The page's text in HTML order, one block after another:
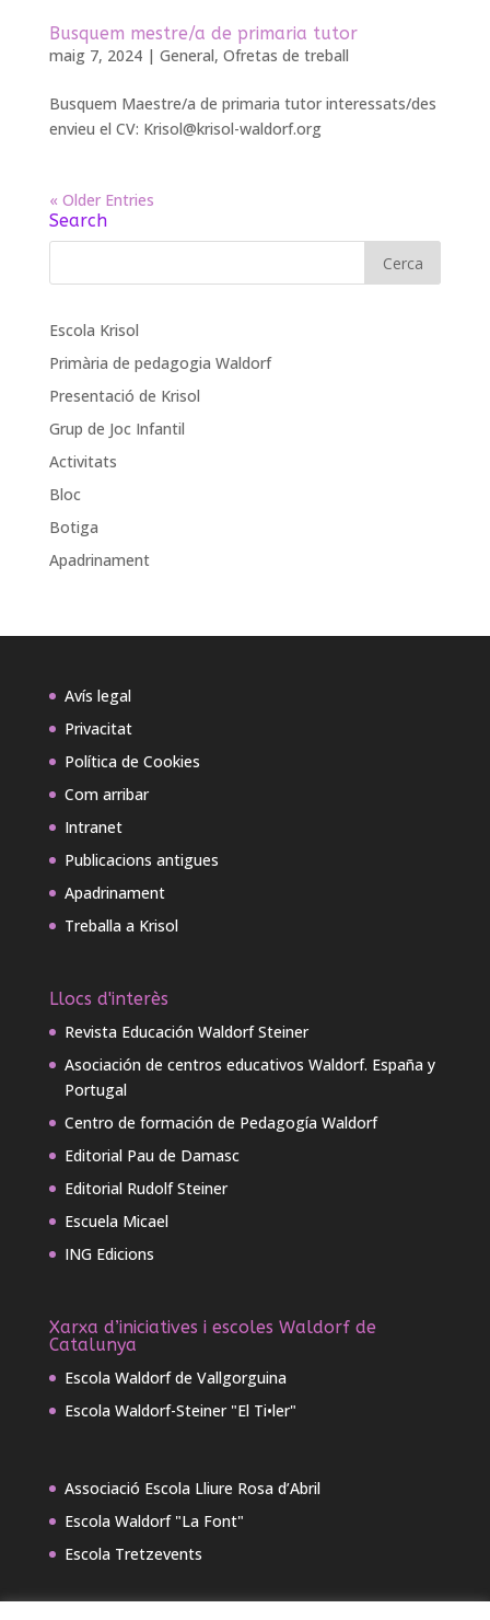
Busquem mestre/a de primaria tutor
maig 7, 2024| General, Ofretas de treball
Busquem Maestre/a de primaria tutor interessats/des
envieu el CV: Krisol@krisol-waldorf.org
« Older Entries
Search
Escola Krisol
Primària de pedagogia Waldorf
Presentació de Krisol
Grup de Joc Infantil
Activitats
Bloc
Botiga
Apadrinament
Avís legal
Privacitat
Política de Cookies
Com arribar
Intranet
Publicacions antigues
Apadrinament
Treballa a Krisol
Llocs d'interès
Revista Educación Waldorf Steiner
Asociación de centros educativos Waldorf. España y
Portugal
Centro de formación de Pedagogía Waldorf
Editorial Pau de Damasc
Editorial Rudolf Steiner
Escuela Micael
ING Edicions
Xarxa d’iniciatives i escoles Waldorf de
Catalunya
Escola Waldorf de Vallgorguina
Escola Waldorf-Steiner "El Ti•ler"
Associació Escola Lliure Rosa d’Abril
Escola Waldorf "La Font"
Escola Tretzevents